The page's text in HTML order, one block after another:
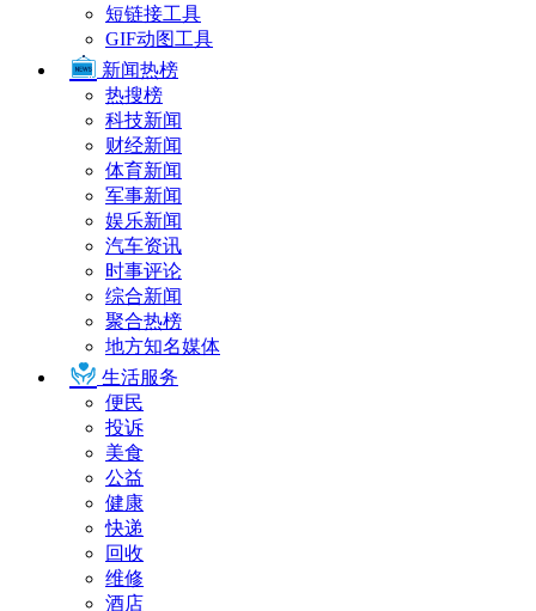
短链接工具
GIF动图工具
新闻热榜
热搜榜
科技新闻
财经新闻
体育新闻
军事新闻
娱乐新闻
汽车资讯
时事评论
综合新闻
聚合热榜
地方知名媒体
生活服务
便民
投诉
美食
公益
健康
快递
回收
维修
酒店